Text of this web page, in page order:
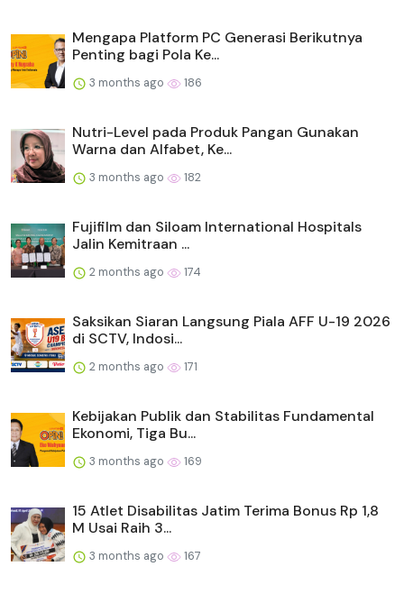
Mengapa Platform PC Generasi Berikutnya
Penting bagi Pola Ke...
3 months ago 186
Nutri-Level pada Produk Pangan Gunakan
Warna dan Alfabet, Ke...
3 months ago 182
Fujifilm dan Siloam International Hospitals
Jalin Kemitraan ...
2 months ago 174
Saksikan Siaran Langsung Piala AFF U-19 2026
di SCTV, Indosi...
2 months ago 171
Kebijakan Publik dan Stabilitas Fundamental
Ekonomi, Tiga Bu...
3 months ago 169
15 Atlet Disabilitas Jatim Terima Bonus Rp 1,8
M Usai Raih 3...
3 months ago 167